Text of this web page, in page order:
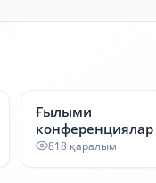
Ғылыми
конференциялар
818 қаралым